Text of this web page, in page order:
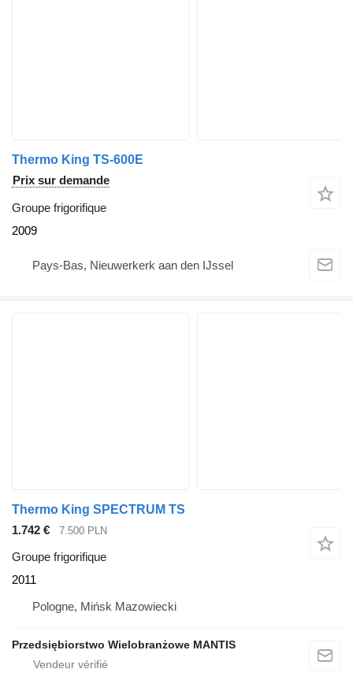
Thermo King TS-600E
Prix sur demande
Groupe frigorifique
2009
Pays-Bas, Nieuwerkerk aan den IJssel
Thermo King SPECTRUM TS
1.742 €
7.500 PLN
Groupe frigorifique
2011
Pologne, Mińsk Mazowiecki
Przedsiębiorstwo Wielobranżowe MANTIS